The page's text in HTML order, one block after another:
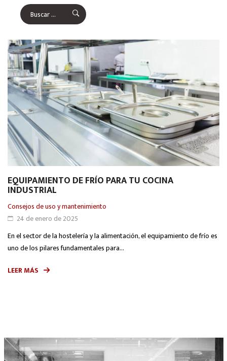
EQUIPAMIENTO DE FRÍO PARA TU COCINA
INDUSTRIAL
Consejos de uso y mantenimiento
24 de enero de 2025
En el sector de la hostelería y la alimentación, el equipamiento de frío es
uno de los pilares fundamentales para...
LEER MÁS